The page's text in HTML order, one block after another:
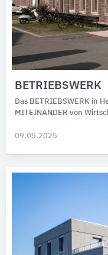
BETRIEBSWERK
Das BETRIEBSWERK in
MITEINANDER von
09.05.2025